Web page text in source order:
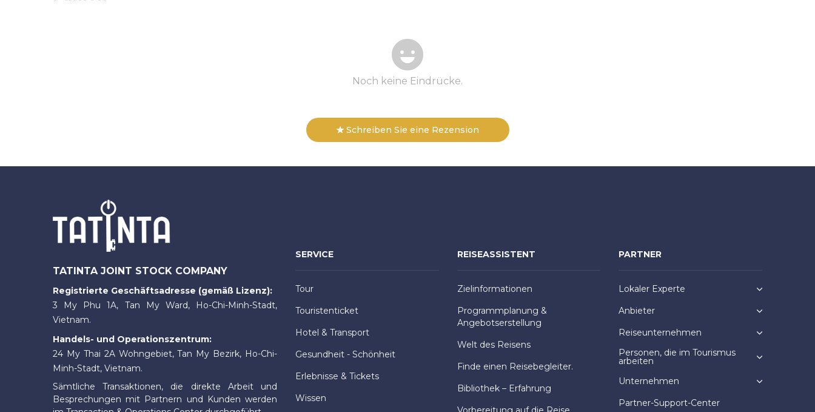
Noch keine Eindrücke.
Schreiben Sie eine Rezension
TATINTA JOINT STOCK COMPANY
Registrierte Geschäftsadresse (gemäß Lizenz):
3 My Phu 1A, Tan My Ward, Ho-Chi-Minh-Stadt,
Vietnam.
Handels- und Operationszentrum:
24 My Thai 2A Wohngebiet, Tan My Bezirk, Ho-Chi-
Minh-Stadt, Vietnam.
Sämtliche Transaktionen, die direkte Arbeit und
Besprechungen mit Partnern und Kunden werden
SERVICE
Tour
Touristenticket
Hotel & Transport
Gesundheit - Schönheit
Erlebnisse & Tickets
Wissen
REISEASSISTENT
Zielinformationen
Programmplanung &
Angebotserstellung
Welt des Reisens
Finde einen Reisebegleiter.
Bibliothek – Erfahrung
PARTNER
Lokaler Experte
Anbieter
Reiseunternehmen
Personen, die im Tourismus
arbeiten
Unternehmen
Partner-Support-Center